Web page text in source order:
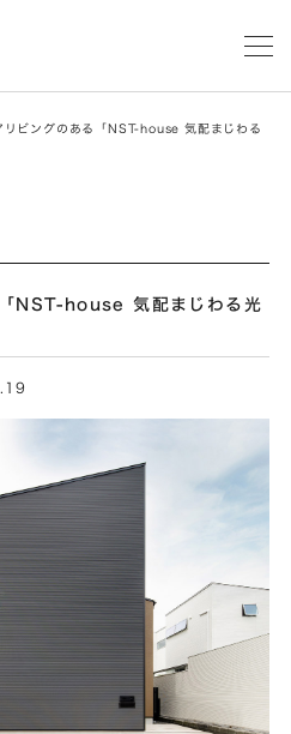
メ
ー
リビングのある「NST-house 気配まじわる
NST-house 気配まじわる光